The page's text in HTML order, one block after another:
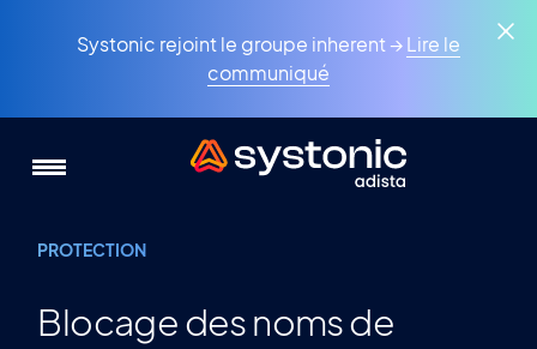
Systonic rejoint le groupe inherent →Lire le
communiqué
PROTECTION
Blocage des noms de